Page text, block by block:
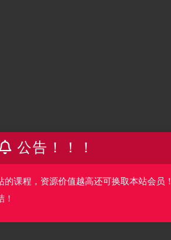
公告！！！
课程，资源价值越高还可换取本站会员！
！